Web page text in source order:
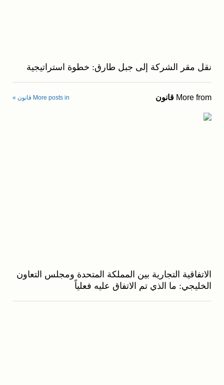
نقل مقر الشركة إلى جبل طارق: خطوة استراتيجية
More from قانون More posts in قانون »
الاتفاقية التجارية بين المملكة المتحدة ومجلس التعاون
الخليجي: ما الذي تم الاتفاق عليه فعلياً